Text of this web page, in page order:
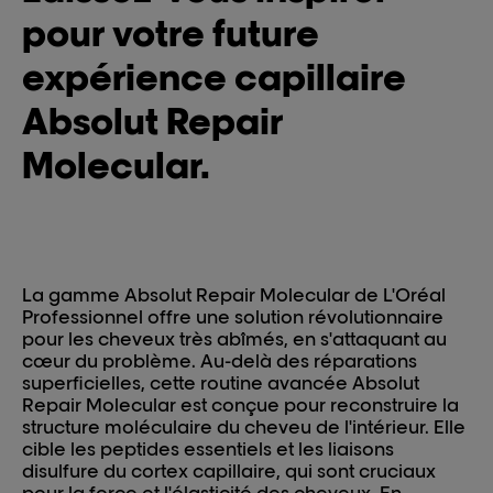
pour votre future
expérience capillaire
Absolut Repair
Molecular.
La gamme Absolut Repair Molecular de L'Oréal
Professionnel offre une solution révolutionnaire
pour les cheveux très abîmés, en s'attaquant au
cœur du problème. Au-delà des réparations
superficielles, cette routine avancée Absolut
Repair Molecular est conçue pour reconstruire la
structure moléculaire du cheveu de l'intérieur. Elle
cible les peptides essentiels et les liaisons
disulfure du cortex capillaire, qui sont cruciaux